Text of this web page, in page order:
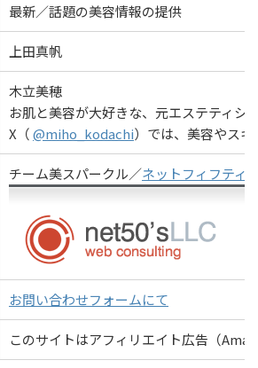
最新／話題の美容情報の提供
上田真帆
木立美穂
お肌と美容が大好きな、元エステティシ
X（@miho_kodachi）では、美容やス
チーム美スパークル／ネットフィフティ
お問い合わせフォームにて
このサイトはアフィリエイト広告（